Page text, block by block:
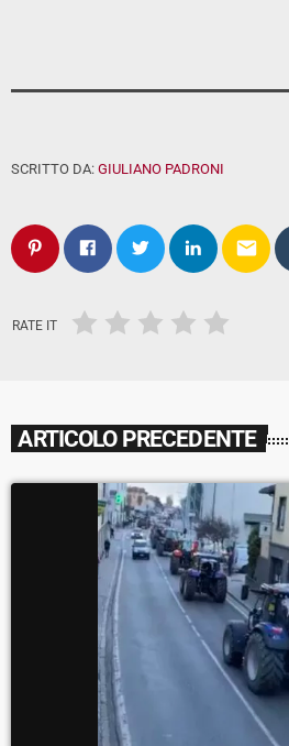
SCRITTO DA: GIULIANO PADRONI
email
RATE IT
ARTICOLO PRECEDENTE